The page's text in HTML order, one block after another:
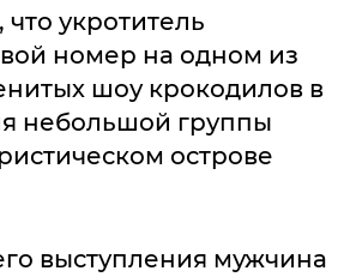
укротитель
номер на одном из
шоу крокодилов в
небольшой группы
острове
выступления мужчина